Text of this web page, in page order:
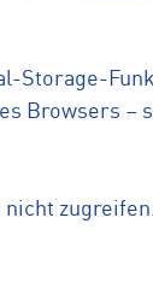
Storage-
Browsers